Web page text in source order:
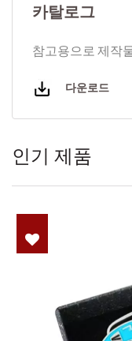
카탈로그
참고용으로 제작
다운로드
인기 제품